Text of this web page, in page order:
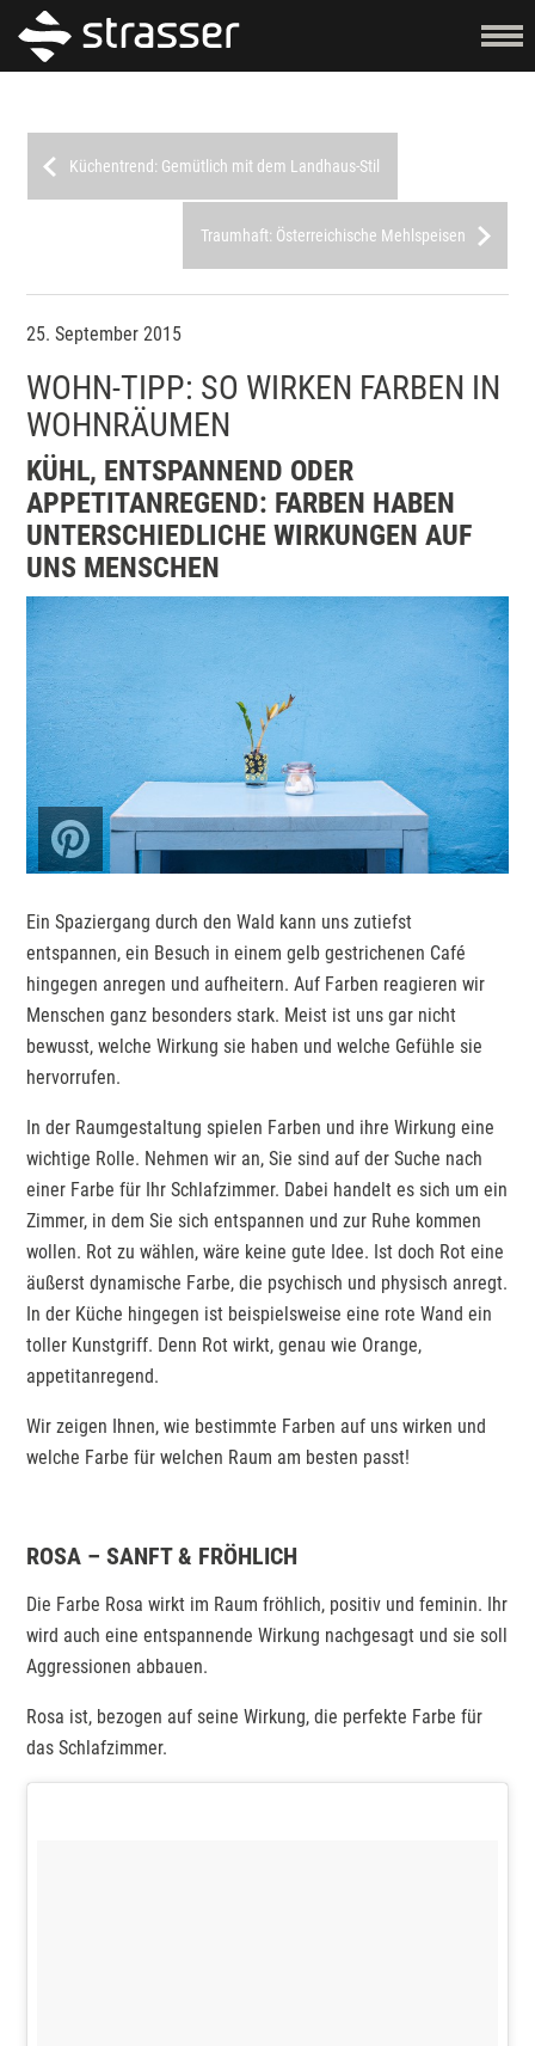
Küchentrend: Gemütlich mit dem Landhaus-Stil
Traumhaft: Österreichische Mehlspeisen
25. September 2015
WOHN-TIPP: SO WIRKEN FARBEN IN
WOHNRÄUMEN
KÜHL, ENTSPANNEND ODER
APPETITANREGEND: FARBEN HABEN
UNTERSCHIEDLICHE WIRKUNGEN AUF
UNS MENSCHEN
Ein Spaziergang durch den Wald kann uns zutiefst
entspannen, ein Besuch in einem gelb gestrichenen Café
hingegen anregen und aufheitern. Auf Farben reagieren wir
Menschen ganz besonders stark. Meist ist uns gar nicht
bewusst, welche Wirkung sie haben und welche Gefühle sie
hervorrufen.
In der Raumgestaltung spielen Farben und ihre Wirkung eine
wichtige Rolle. Nehmen wir an, Sie sind auf der Suche nach
einer Farbe für Ihr Schlafzimmer. Dabei handelt es sich um ein
Zimmer, in dem Sie sich entspannen und zur Ruhe kommen
wollen. Rot zu wählen, wäre keine gute Idee. Ist doch Rot eine
äußerst dynamische Farbe, die psychisch und physisch anregt.
In der Küche hingegen ist beispielsweise eine rote Wand ein
toller Kunstgriff. Denn Rot wirkt, genau wie Orange,
appetitanregend.
Wir zeigen Ihnen, wie bestimmte Farben auf uns wirken und
welche Farbe für welchen Raum am besten passt!
ROSA – SANFT & FRÖHLICH
Die Farbe Rosa wirkt im Raum fröhlich, positiv und feminin. Ihr
wird auch eine entspannende Wirkung nachgesagt und sie soll
Aggressionen abbauen.
Rosa ist, bezogen auf seine Wirkung, die perfekte Farbe für
das Schlafzimmer.